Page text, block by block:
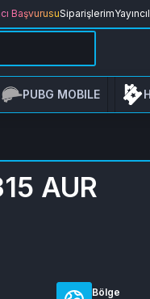
BaşvurusuSiparişlerim
PUBG MOBILE
AUR
Bölge